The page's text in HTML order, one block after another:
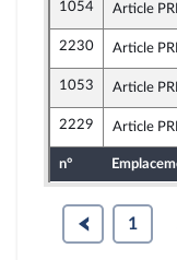
1054 Article
2230 Article
1053 Article
2229 Article
n°
1